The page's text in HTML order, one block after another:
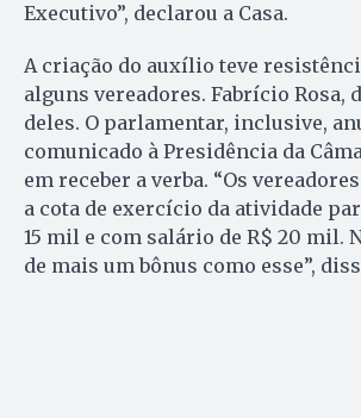
Executivo”, declarou a Casa.
A criação do auxílio teve
alguns vereadores. Fabrício Rosa,
deles. O parlamentar, inclusive,
comunicado à Presidência da
em receber a verba. “Os
a cota de exercício da atividade
15 mil e com salário de R$ 20 mil.
de mais um bônus como esse”,